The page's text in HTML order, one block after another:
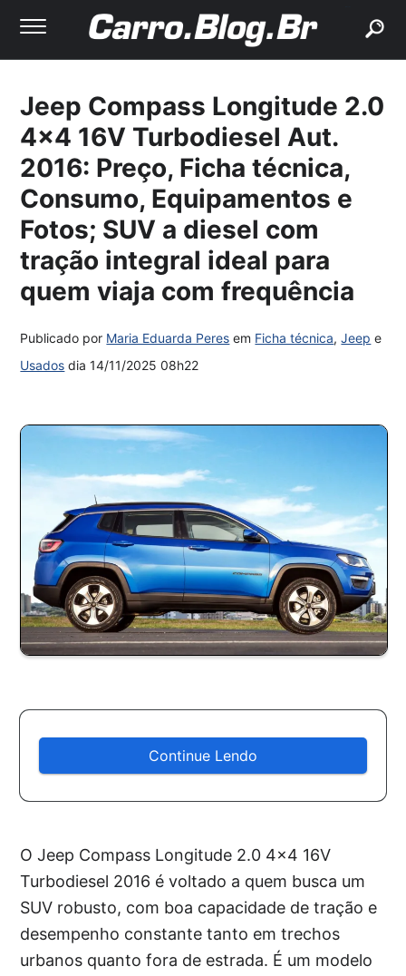
Jeep Compass Longitude 2.0
4×4 16V Turbodiesel Aut.
2016: Preço, Ficha técnica,
Consumo, Equipamentos e
Fotos; SUV a diesel com
tração integral ideal para
quem viaja com frequência
Publicado por Maria Eduarda Peres em Ficha técnica,Jeep e
Usados dia14/11/2025 08h22
Continue Lendo
O Jeep Compass Longitude 2.0 4×4 16V
Turbodiesel 2016 é voltado a quem busca um
SUV robusto, com boa capacidade de tração e
desempenho constante tanto em trechos
urbanos quanto fora de estrada. É um modelo